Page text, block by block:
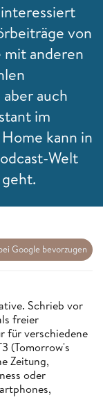
von
mit anderen
auch
im
kann in
Welt
Google bevorzugen
Schrieb vor
freier
für verschiedene
(Tomorrow's
Zeitung,
oder